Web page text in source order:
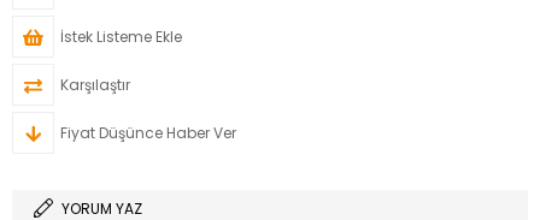
İstek Listeme Ekle
Karşılaştır
Fiyat Düşünce Haber Ver
YORUM YAZ